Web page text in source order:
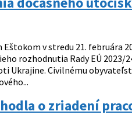
v stredu 21. februára
rozhodnutia Rady EÚ
Ukrajine. Civilnému
o zriadení